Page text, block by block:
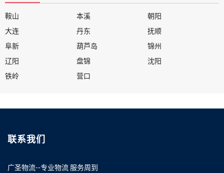
鞍山 本溪
朝阳
大连
丹东
抚顺
阜新
葫芦岛
锦州
辽阳
盘锦
沈阳
铁岭
营口
联系我们
广圣物流--专业物流 服务周到